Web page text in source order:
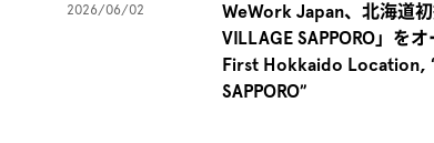
2026/06/02
WeWork Japan、北海道
VILLAGE SAPPORO」を
First Hokkaido Location,
SAPPORO”